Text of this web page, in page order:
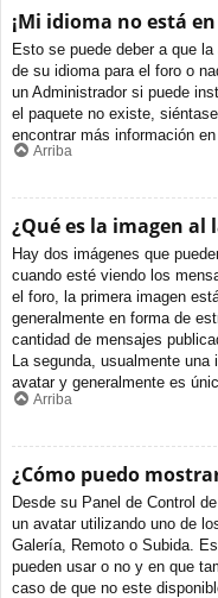
¡Mi idioma no está
Esto se puede deber a que
de su idioma para el foro o
un Administrador si puede
el paquete no existe,
encontrar más información
Arriba
¿Qué es la imagen
Hay dos imágenes que
cuando esté viendo los
el foro, la primera imagen
generalmente en forma de
cantidad de mensajes
La segunda, usualmente
avatar y generalmente es
Arriba
¿Cómo puedo
Desde su Panel de Control
un avatar utilizando uno de
Galería, Remoto o Subida.
pueden usar o no y en que
caso de que no este